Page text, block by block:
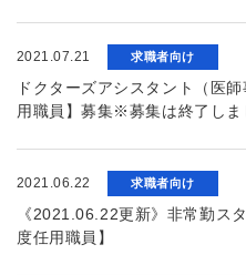
2021.07.21 求職者向け
ドクターズアシスタント（医
用職員】募集※募集は終了しま
2021.06.22 求職者向け
《2021.06.22更新》非常勤ス
度任用職員】